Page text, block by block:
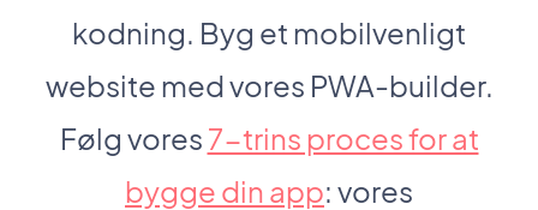
kodning. Byg et mobilvenligt
website med vores PWA-builder.
Følg vores 7-trins proces for at
bygge din app: vores